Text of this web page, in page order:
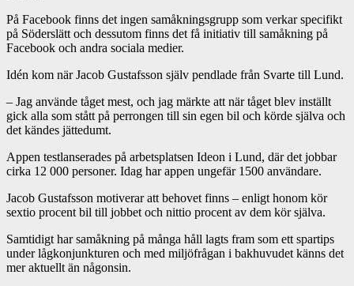
På Facebook finns det ingen samåkningsgrupp som verkar specifikt
på Söderslätt och dessutom finns det få initiativ till samåkning på
Facebook och andra sociala medier.
Idén kom när Jacob Gustafsson själv pendlade från Svarte till Lund.
– Jag använde tåget mest, och jag märkte att när tåget blev inställt
gick alla som stått på perrongen till sin egen bil och körde själva och
det kändes jättedumt.
Appen testlanserades på arbetsplatsen Ideon i Lund, där det jobbar
cirka 12 000 personer. Idag har appen ungefär 1500 användare.
Jacob Gustafsson motiverar att behovet finns – enligt honom kör
sextio procent bil till jobbet och nittio procent av dem kör själva.
Samtidigt har samåkning på många håll lagts fram som ett spartips
under lågkonjunkturen och med miljöfrågan i bakhuvudet känns det
mer aktuellt än någonsin.